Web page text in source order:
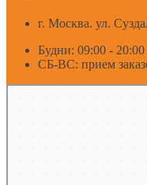
г. Москва. ул.
Будни: 09:00 - 20:00
СБ-ВС: прием